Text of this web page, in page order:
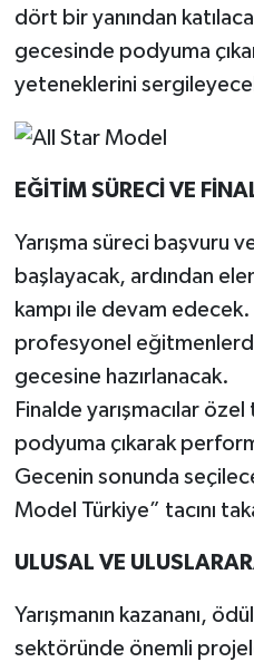
dört bir yanından
gecesinde podyuma
yeteneklerini
EĞİTİM SÜRECİ VE
Yarışma süreci başvuru
başlayacak, ardından
kampı ile devam
profesyonel
gecesine hazırlanacak.
Finalde yarışmacılar
podyuma çıkarak
Gecenin sonunda
Model Türkiye” tacını
ULUSAL VE
Yarışmanın kazananı,
sektöründe önemli